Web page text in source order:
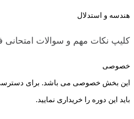
هندسه و استدلال
کلیپ نکات مهم و سوالات
خصوصی
این بخش خصوصی می باشد. برای
باید این دوره را خریداری نمایید.